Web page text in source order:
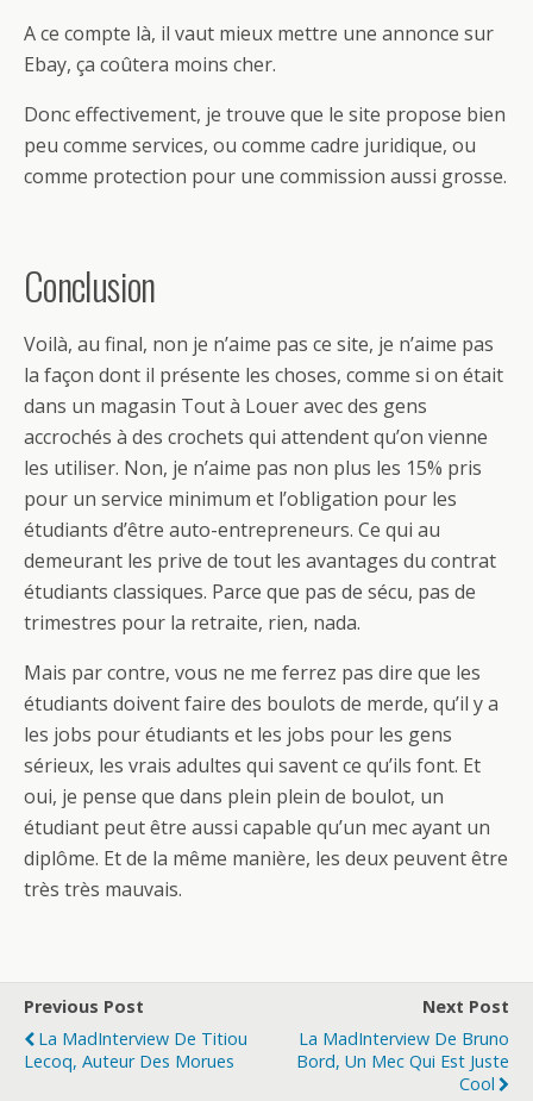
A ce compte là, il vaut mieux mettre une annonce sur
Ebay, ça coûtera moins cher.
Donc effectivement, je trouve que le site propose bien
peu comme services, ou comme cadre juridique, ou
comme protection pour une commission aussi grosse.
Conclusion
Voilà, au final, non je n’aime pas ce site, je n’aime pas
la façon dont il présente les choses, comme si on était
dans un magasin Tout à Louer avec des gens
accrochés à des crochets qui attendent qu’on vienne
les utiliser. Non, je n’aime pas non plus les 15% pris
pour un service minimum et l’obligation pour les
étudiants d’être auto-entrepreneurs. Ce qui au
demeurant les prive de tout les avantages du contrat
étudiants classiques. Parce que pas de sécu, pas de
trimestres pour la retraite, rien, nada.
Mais par contre, vous ne me ferrez pas dire que les
étudiants doivent faire des boulots de merde, qu’il y a
les jobs pour étudiants et les jobs pour les gens
sérieux, les vrais adultes qui savent ce qu’ils font. Et
oui, je pense que dans plein plein de boulot, un
étudiant peut être aussi capable qu’un mec ayant un
diplôme. Et de la même manière, les deux peuvent être
très très mauvais.
Previous Post
La MadInterview De Titiou
Lecoq, Auteur Des Morues
Next Post
La MadInterview De Bruno
Bord, Un Mec Qui Est Juste
Cool